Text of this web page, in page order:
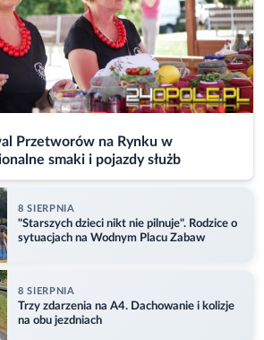
Przetworów na Rynku w
smaki i pojazdy służb
8 SIERPNIA
"Starszych dzieci nikt nie pilnuje". Rodzice o
sytuacjach na Wodnym Placu Zabaw
8 SIERPNIA
Trzy zdarzenia na A4. Dachowanie i kolizje
na obu jezdniach